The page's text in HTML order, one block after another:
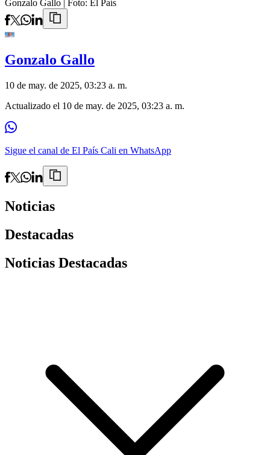
Gonzalo Gallo | Foto: El País
Gonzalo Gallo
10 de may. de 2025, 03:23 a. m.
Actualizado el 10 de may. de 2025, 03:23 a. m.
Sigue el canal de El País Cali en WhatsApp
Noticias
Destacadas
Noticias Destacadas